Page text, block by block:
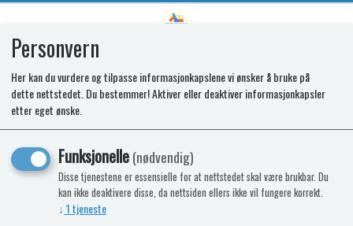
SR BOTTLE RETAINER T2090
Personvern
Her kan du vurdere og tilpasse informasjonkapslene vi ønsker å bruke på
dette nettstedet. Du bestemmer! Aktiver eller deaktiver informasjonkapsler
etter eget ønske.
Funksjonelle(nødvendig)
Disse tjenestene er essensielle for at nettstedet skal være brukbar. Du
kan ikke deaktivere disse, da nettsiden ellers ikke vil fungere korrekt.
↓ 1tjeneste